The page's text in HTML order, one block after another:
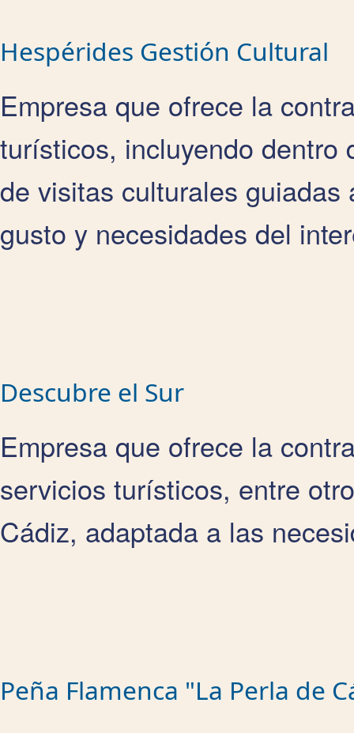
Hespérides Gestión Cultural
Empresa que ofrece la
turísticos, incluyendo dentro
de visitas culturales
gusto y necesidades del
Descubre el Sur
Empresa que ofrece la
servicios turísticos, entre
Cádiz, adaptada a las
Peña Flamenca "La Perla de